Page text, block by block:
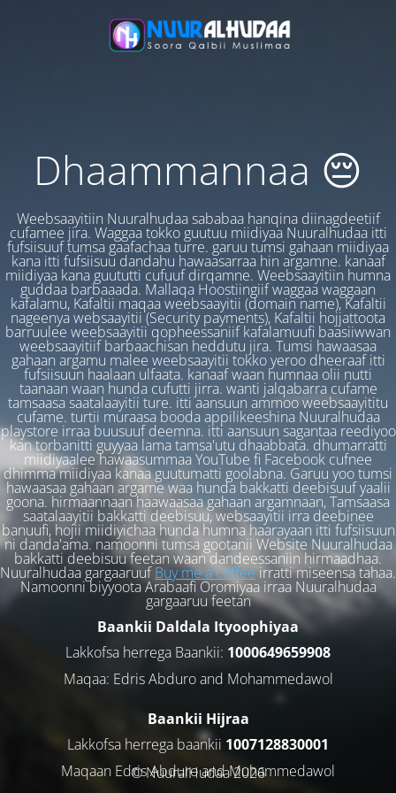
Dhaammannaa 😔
Weebsaayitiin Nuuralhudaa sababaa hanqina diinagdeetiif
cufamee jira. Waggaa tokko guutuu miidiyaa Nuuralhudaa itti
fufsiisuuf tumsa gaafachaa turre. garuu tumsi gahaan miidiyaa
kana itti fufsiisuu dandahu hawaasarraa hin argamne. kanaaf
miidiyaa kana guututti cufuuf dirqamne. Weebsaayitiin humna
guddaa barbaaada. Mallaqa Hoostiingiif waggaa waggaan
kafalamu, Kafaltii maqaa weebsaayitii (domain name), Kafaltii
nageenya websaayitii (Security payments), Kafaltii hojjattoota
barruulee weebsaayitii qopheessaniif kafalamuufi baasiiwwan
weebsaayitiif barbaachisan heddutu jira. Tumsi hawaasaa
gahaan argamu malee weebsaayitii tokko yeroo dheeraaf itti
fufsiisuun haalaan ulfaata. kanaaf waan humnaa olii nutti
taanaan waan hunda cufutti jirra. wanti jalqabarra cufame
tamsaasa saatalaayitii ture. itti aansuun ammoo weebsaayititu
cufame. turtii muraasa booda appilikeeshina Nuuralhudaa
playstore irraa buusuuf deemna. itti aansuun sagantaa reediyoo
kan torbanitti guyyaa lama tamsa'utu dhaabbata. dhumarratti
miidiyaalee hawaasummaa YouTube fi Facebook cufnee
dhimma miidiyaa kanaa guutumatti goolabna. Garuu yoo tumsi
hawaasaa gahaan argame waa hunda bakkatti deebisuuf yaalii
goona. hirmaannaan haawaasaa gahaan argamnaan, Tamsaasa
saatalaayitii bakkatti deebisuu, websaayitii irra deebinee
banuufi, hojii miidiyichaa hunda humna haarayaan itti fufsiisuun
ni danda'ama. namoonni tumsa gootanii Website Nuuralhudaa
bakkatti deebisuu feetan waan dandeessaniin hirmaadhaa.
Nuuralhudaa gargaaruufBuy me a coffeeirratti miseensa tahaa.
Namoonni biyyoota Arabaafi Oromiyaa irraa Nuuralhudaa
gargaaruu feetan
Baankii Daldala Ityoophiyaa
Lakkofsa herrega Baankii: 1000649659908
Maqaa: Edris Abduro and Mohammedawol
Baankii Hijraa
Lakkofsa herrega baankii 1007128830001
Maqaan Edris Abduro and Muhammedawol
© NuuralHudaa 2026